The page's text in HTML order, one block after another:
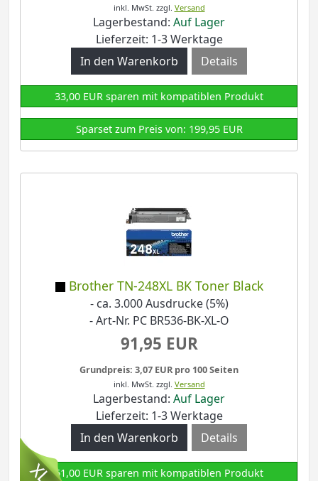
inkl. MwSt. zzgl. Versand
Lagerbestand: Auf Lager
Lieferzeit: 1-3 Werktage
Details
33,00 EUR sparen mit kompatiblen Produkt
Sparset zum Preis von: 199,95 EUR
Brother TN-248XL BK Toner Black
- ca. 3.000 Ausdrucke (5%)
- Art-Nr. PC BR536-BK-XL-O
91,95 EUR
Grundpreis: 3,07 EUR pro 100 Seiten
inkl. MwSt. zzgl. Versand
Lagerbestand: Auf Lager
Lieferzeit: 1-3 Werktage
Details
61,00 EUR sparen mit kompatiblen Produkt